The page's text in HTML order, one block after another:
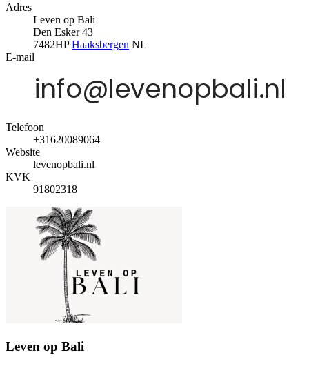
Adres
Leven op Bali
Den Esker 43
7482HPHaaksbergen NL
E-mail
Telefoon
+31620089064
Website
levenopbali.nl
KVK
91802318
Leven op Bali